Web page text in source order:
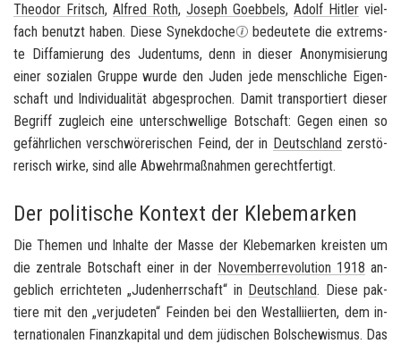
Theo­dor Fritsch, Al­fred Roth, Jo­seph Go­eb­bels, Adolf Hit­ler viel­
fach be­nutzt haben. Diese Syn­ek­do­che
be­deu­te­te die ex­trems­
te Dif­fa­mie­rung des Ju­den­tums, denn in die­ser An­ony­mi­sie­rung
einer so­zia­len Grup­pe wurde den Juden jede mensch­li­che Ei­gen­
schaft und In­di­vi­dua­li­tät ab­ge­spro­chen. Damit trans­por­tiert die­ser
Be­griff zu­gleich eine un­ter­schwel­li­ge Bot­schaft: Gegen einen so
ge­fähr­li­chen ver­schwö­re­ri­schen Feind, der in Deutsch­land zer­stö­
re­risch wirke, sind alle Ab­wehr­maß­nah­men ge­recht­fer­tigt.
Der politische Kontext der Klebemarken
Die The­men und In­hal­te der Masse der Kle­be­mar­ken kreis­ten um
die zen­tra­le Bot­schaft einer in der No­vem­ber­re­vo­lu­ti­on 1918 an­
geb­lich er­rich­te­ten „Ju­den­herr­schaft“ in Deutsch­land. Diese pak­
tie­re mit den „ver­ju­deten“ Fein­den bei den West­al­li­ier­ten, dem in­
ter­na­tio­na­len Fi­nanz­ka­pi­tal und dem jü­di­schen Bol­sche­wis­mus. Das